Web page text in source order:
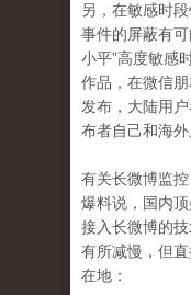
另，在敏感时
事件的屏蔽有可
小平”高度敏感
作品，在微信
发布，大陆用
布者自己和海外
有关长微博监
爆料说，国内
接入长微博的
有所减慢，但
在地：